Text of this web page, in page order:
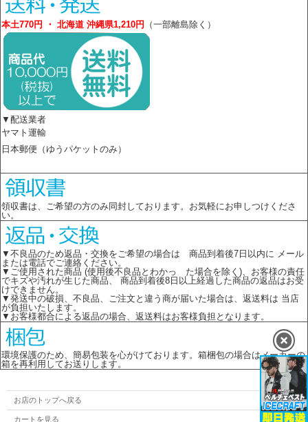
本土770円 ・ 北海道 沖縄県1,210円 （一部離島除く）
▼配送業者
ヤマト運輸
日本郵便（ゆうパケットのみ）
領収書は、ご希望の方のみ同封しております。お気軽にお申しつけくださ
い。
▼不良品のため返品・交換をご希望の場合は 商品到着後7日以内に メール
または電話でご連絡ください。
▼ご使用された商品 (使用後不良品とわかっ た場合を除く)、お客様の責任
でキズや汚れが生じた商品、 商品到着後8日以上経過した商品の返品はお受
けできません。
▼発送中の破損、不良品、ご注文と違う商が届いた場合は、返送料は 当店
が負担いたします。
▼お客様都合による返品の場合、返送料はお客様負担となります。
環境保護のため、簡易包装を心がけております。箱梱包の場合はメーカーの
箱を再利用してお送りします。
お店のトップへ戻る
カートを見る